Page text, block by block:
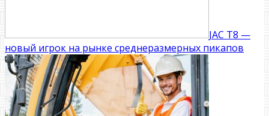
JAC T8 —
новый игрок на рынке среднеразмерных пикапов